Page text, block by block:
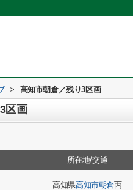
> 高知市朝倉／残り3区画
区画
所在地/交通
高知県高知市朝倉丙